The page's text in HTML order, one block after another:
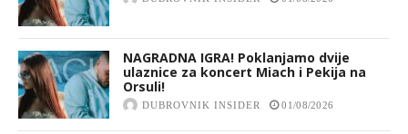
NAGRADNA IGRA! Poklanjamo dvije
ulaznice za koncert Miach i Pekija na
Orsuli!
DUBROVNIK INSIDER 01/08/2026